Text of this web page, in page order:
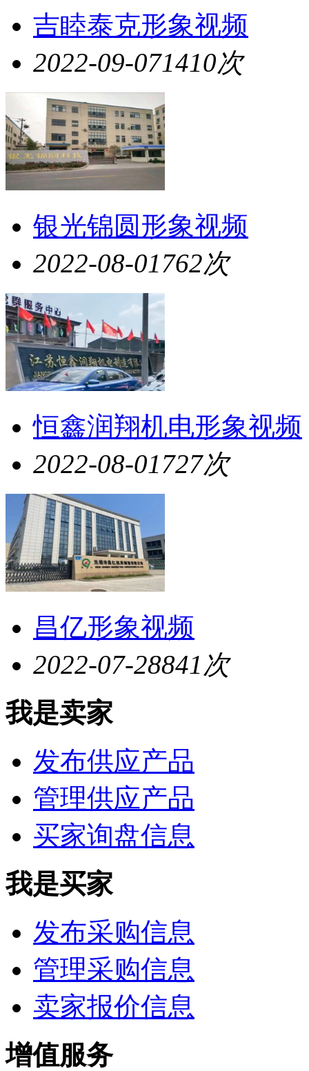
吉睦泰克形象视频
2022-09-071410次
银光锦圆形象视频
2022-08-01762次
恒鑫润翔机电形象视频
2022-08-01727次
昌亿形象视频
2022-07-28841次
我是卖家
发布供应产品
管理供应产品
买家询盘信息
我是买家
发布采购信息
管理采购信息
卖家报价信息
增值服务